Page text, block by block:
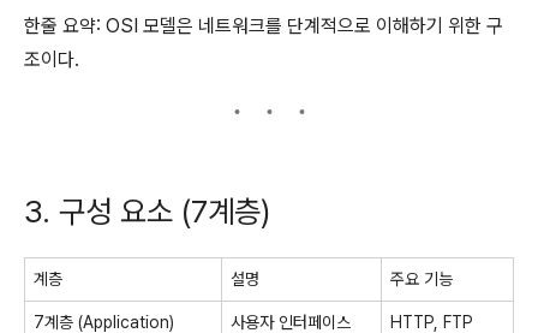
한줄 요약: OSI 모델은 네트워크를 단계적으로 이해하기 위한 구
조이다.
3. 구성 요소 (7계층)
계층 설명 주요 기능
7계층 (Application) 사용자 인터페이스 HTTP, FTP